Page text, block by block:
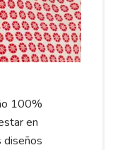
100%
en
diseños